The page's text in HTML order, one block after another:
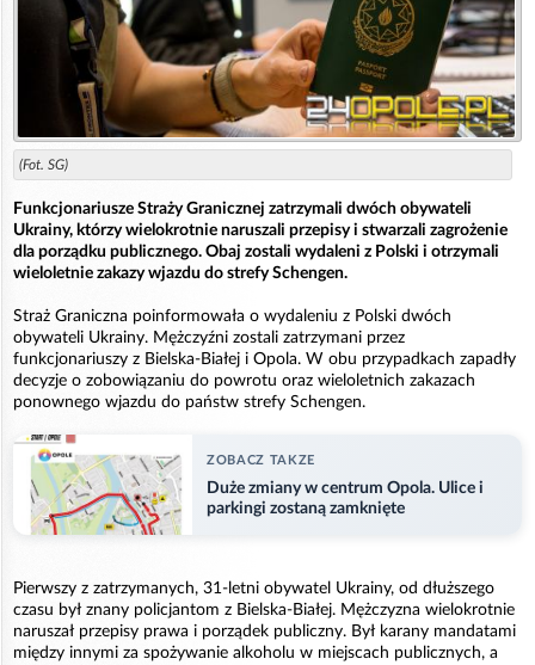
(Fot. SG)
Funkcjonariusze Straży Granicznej zatrzymali dwóch obywateli
Ukrainy, którzy wielokrotnie naruszali przepisy i stwarzali zagrożenie
dla porządku publicznego. Obaj zostali wydaleni z Polski i otrzymali
wieloletnie zakazy wjazdu do strefy Schengen.
Straż Graniczna poinformowała o wydaleniu z Polski dwóch
obywateli Ukrainy. Mężczyźni zostali zatrzymani przez
funkcjonariuszy z Bielska-Białej i Opola. W obu przypadkach zapadły
decyzje o zobowiązaniu do powrotu oraz wieloletnich zakazach
ponownego wjazdu do państw strefy Schengen.
ZOBACZ TAKZE
Duże zmiany w centrum Opola. Ulice i
parkingi zostaną zamknięte
Pierwszy z zatrzymanych, 31-letni obywatel Ukrainy, od dłuższego
czasu był znany policjantom z Bielska-Białej. Mężczyzna wielokrotnie
naruszał przepisy prawa i porządek publiczny. Był karany mandatami
między innymi za spożywanie alkoholu w miejscach publicznych, a